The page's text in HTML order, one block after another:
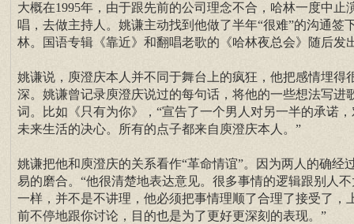
大概在1995年，由于跟先前的公司理念不合，哈林一度中止
唱，去做主持人。姚谦主动找到他做了半年“很难”的沟通签
林。国语专辑《靠近》和翻唱老歌的《哈林夜总会》随后发
姚谦说，庾澄庆本人并不同于舞台上的疯狂，他把感情埋得
深。姚谦曾记录庾澄庆说过的每句话，将他的一些想法写进
词。比如《只有为你》，“宣告了一个男人对另一半的承诺，
未来生活的决心。所有的点子都来自庾澄庆本人。”
姚谦把他和庾澄庆的关系看作“革命情谊”。因为两人的确经
易的磨合。“他很清楚地表达意见。很多事情的逻辑跟别人不
一样，并不是不讲理，他必须把事情理顺了合理了接受了，
前不停地跟你讨论，目的也是为了更好更深刻的表现。”